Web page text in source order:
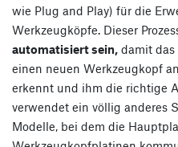
wie Plug and Play) für die
Werkzeugköpfe. Dieser
automatisiert sein, damit das
einen neuen Werkzeugkopf
erkennt und ihm die richtige
verwendet ein völlig anderes
Modelle, bei dem die